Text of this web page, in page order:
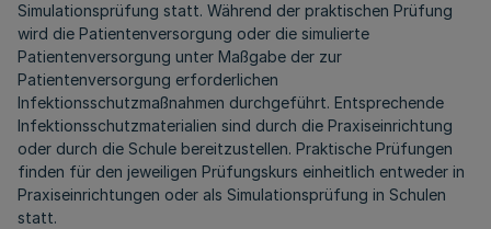
Simulationsprüfung statt. Während der praktischen Prüfung
wird die Patientenversorgung oder die simulierte
Patientenversorgung unter Maßgabe der zur
Patientenversorgung erforderlichen
Infektionsschutzmaßnahmen durchgeführt. Entsprechende
Infektionsschutzmaterialien sind durch die Praxiseinrichtung
oder durch die Schule bereitzustellen. Praktische Prüfungen
finden für den jeweiligen Prüfungskurs einheitlich entweder in
Praxiseinrichtungen oder als Simulationsprüfung in Schulen
statt.